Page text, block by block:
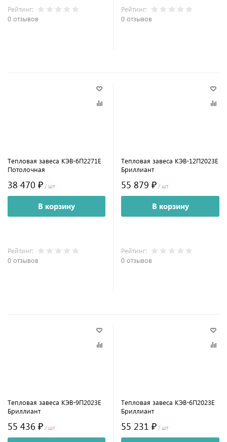
Рейтинг:
0 отзывов
Рейтинг:
0 отзывов
Тепловая завеса КЭВ-6П2271E
Потолочная
38 470 ₽ / шт
В корзину
Рейтинг:
0 отзывов
Тепловая завеса КЭВ-12П2023E
Бриллиант
55 879 ₽ / шт
В корзину
Рейтинг:
0 отзывов
Тепловая завеса КЭВ-9П2023E
Бриллиант
55 436 ₽ / шт
Тепловая завеса КЭВ-6П2023E
Бриллиант
55 231 ₽ / шт